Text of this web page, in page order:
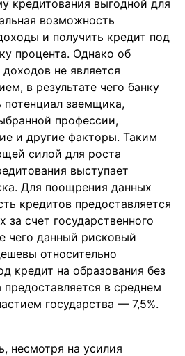
кредитования выгодной для
возможность
и получить кредит под
процента. Однако об
не является
в результате чего банку
заемщика,
профессии,
и другие факторы. Таким
силой для роста
выступает
Для поощрения данных
кредитов предоставляется
за счет государственного
чего данный рисковый
относительно
кредит на образования без
предоставляется в среднем
государства — 7,5%.
несмотря на усилия